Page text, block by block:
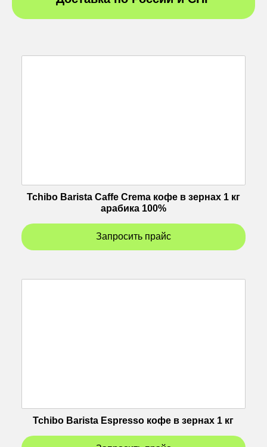
Tchibo Barista Caffe Crema кофе в зернах 1 кг
арабика 100%
Запросить прайс
Tchibo Barista Espresso кофе в зернах 1 кг